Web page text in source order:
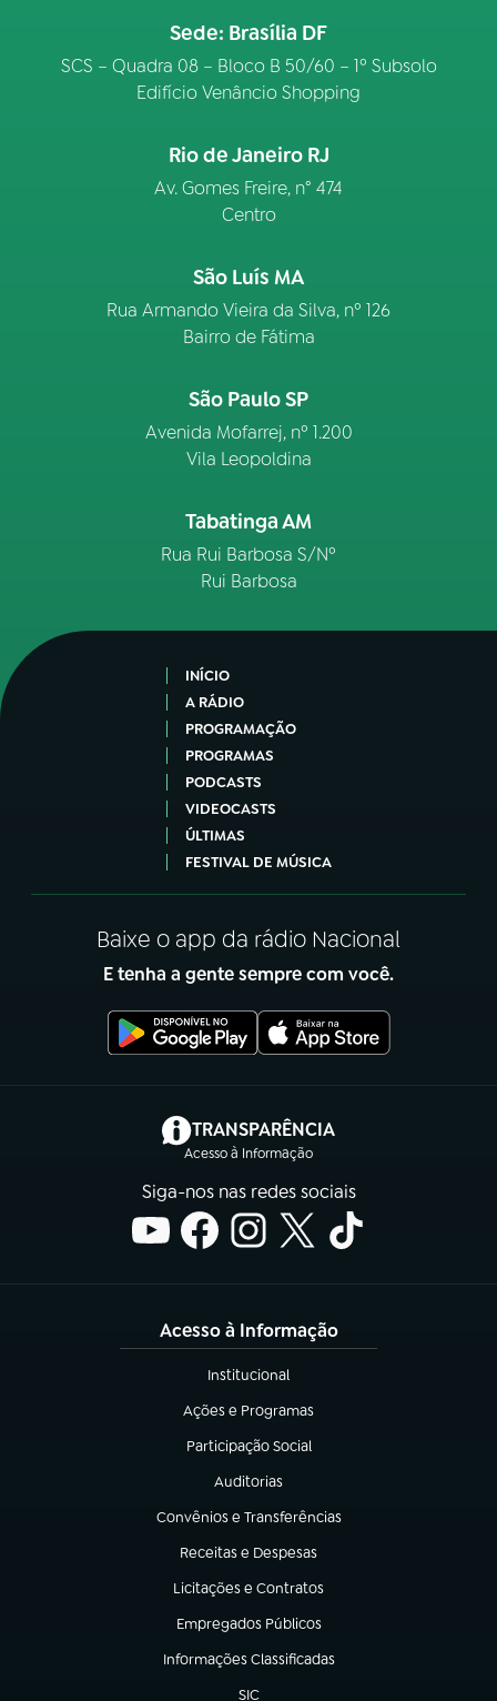
Sede: Brasília DF
SCS – Quadra 08 – Bloco B 50/60 – 1º Subsolo
Edifício Venâncio Shopping
Rio de Janeiro RJ
Av. Gomes Freire, n° 474
Centro
São Luís MA
Rua Armando Vieira da Silva, nº 126
Bairro de Fátima
São Paulo SP
Avenida Mofarrej, nº 1.200
Vila Leopoldina
Tabatinga AM
Rua Rui Barbosa S/Nº
Rui Barbosa
INÍCIO
A RÁDIO
PROGRAMAÇÃO
PROGRAMAS
PODCASTS
VIDEOCASTS
ÚLTIMAS
FESTIVAL DE MÚSICA
Baixe o app da rádio Nacional
E tenha a gente sempre com você.
TRANSPARÊNCIA
Acesso à Informação
(abre em nova aba)
Siga-nos nas redes sociais
Acesso à Informação
Institucional
(abre em nova aba)
Ações e Programas
(abre em nova aba)
Participação Social
(abre em nova aba)
Auditorias
(abre em nova aba)
Convênios e Transferências
(abre em nova aba)
Receitas e Despesas
(abre em nova aba)
Licitações e Contratos
(abre em nova aba)
Empregados Públicos
(abre em nova aba)
Informações Classificadas
(abre em nova aba)
SIC